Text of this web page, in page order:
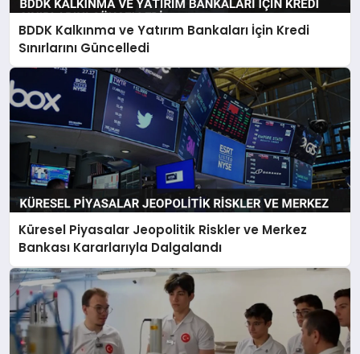
BDDK Kalkınma ve Yatırım Bankaları İçin Kredi
Sınırlarını Güncelledi
Küresel Piyasalar Jeopolitik Riskler ve Merkez
Bankası Kararlarıyla Dalgalandı